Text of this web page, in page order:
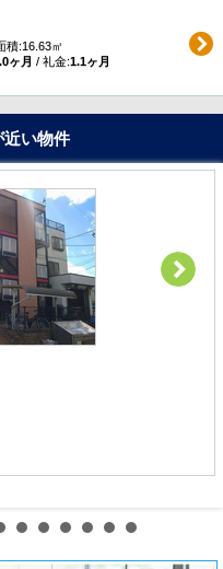
積:16.63㎡
ヶ月 / 礼金:1.1ヶ月
近い物件